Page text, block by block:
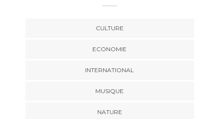
CULTURE
ECONOMIE
INTERNATIONAL
MUSIQUE
NATURE